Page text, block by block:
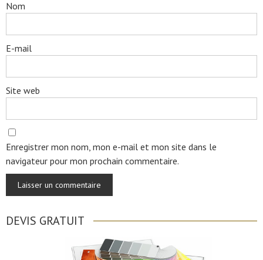
Nom
E-mail
Site web
Enregistrer mon nom, mon e-mail et mon site dans le
navigateur pour mon prochain commentaire.
DEVIS GRATUIT